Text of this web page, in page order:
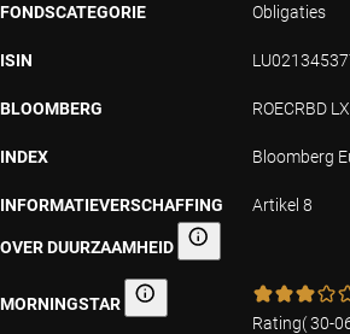
FONDSCATEGORIE Obligaties
ISIN
BLOOMBERG ROECRBD LX
INDEX Bloomberg
INFORMATIEVERSCHAFFING
OVER DUURZAAMHEID Informatieverschaffing
Artikel 8
MORNINGSTAR Morningstar
Rating(30-